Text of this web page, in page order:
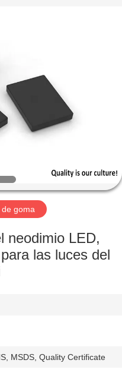
goma
neodimio LED,
las luces del
MSDS, Quality Certificate